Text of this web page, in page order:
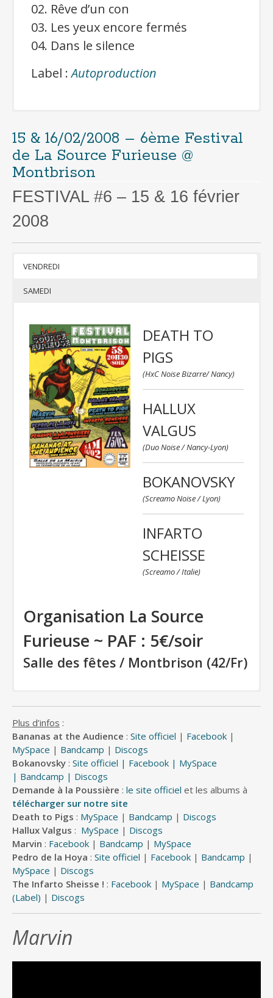
02. Rêve d’un con
03. Les yeux encore fermés
04. Dans le silence
Label :Autoproduction
Cliquer pour télécharger gratuitement
l’album
Si besoin, télécharger 7-Zip pour
décompresser l’archive
15 & 16/02/2008 – 6ème Festival
de La Source Furieuse @
Montbrison
FESTIVAL #6 – 15 & 16 février
2008
VENDREDI
SAMEDI
DEATH TO
PIGS
(HxC Noise Bizarre/ Nancy)
HALLUX
VALGUS
(Duo Noise / Nancy-Lyon)
BOKANOVSKY
(Screamo Noise / Lyon)
INFARTO
SCHEISSE
(Screamo / Italie)
Organisation La Source
Furieuse ~ PAF : 5€/soir
Salle des fêtes / Montbrison (42/Fr)
MARVIN
(Electro Rock / Montpellier)
Bananas At
The Audience
PEDRO DE LA
HOYA
Demande à la
Plus d’infos :
Bananas at the Audience : Site officiel | Facebook |
MySpace | Bandcamp | Discogs
Bokanovsky : Site officiel | Facebook | MySpace
| Bandcamp | Discogs
Demande à la Poussière : le site officiel et les albums à
télécharger sur notre site
Death to Pigs : MySpace | Bandcamp | Discogs
Hallux Valgus : MySpace | Discogs
Marvin : Facebook | Bandcamp | MySpace
Pedro de la Hoya : Site officiel | Facebook | Bandcamp |
MySpace | Discogs
The Infarto Sheisse ! : Facebook | MySpace | Bandcamp
(Label) | Discogs
Marvin